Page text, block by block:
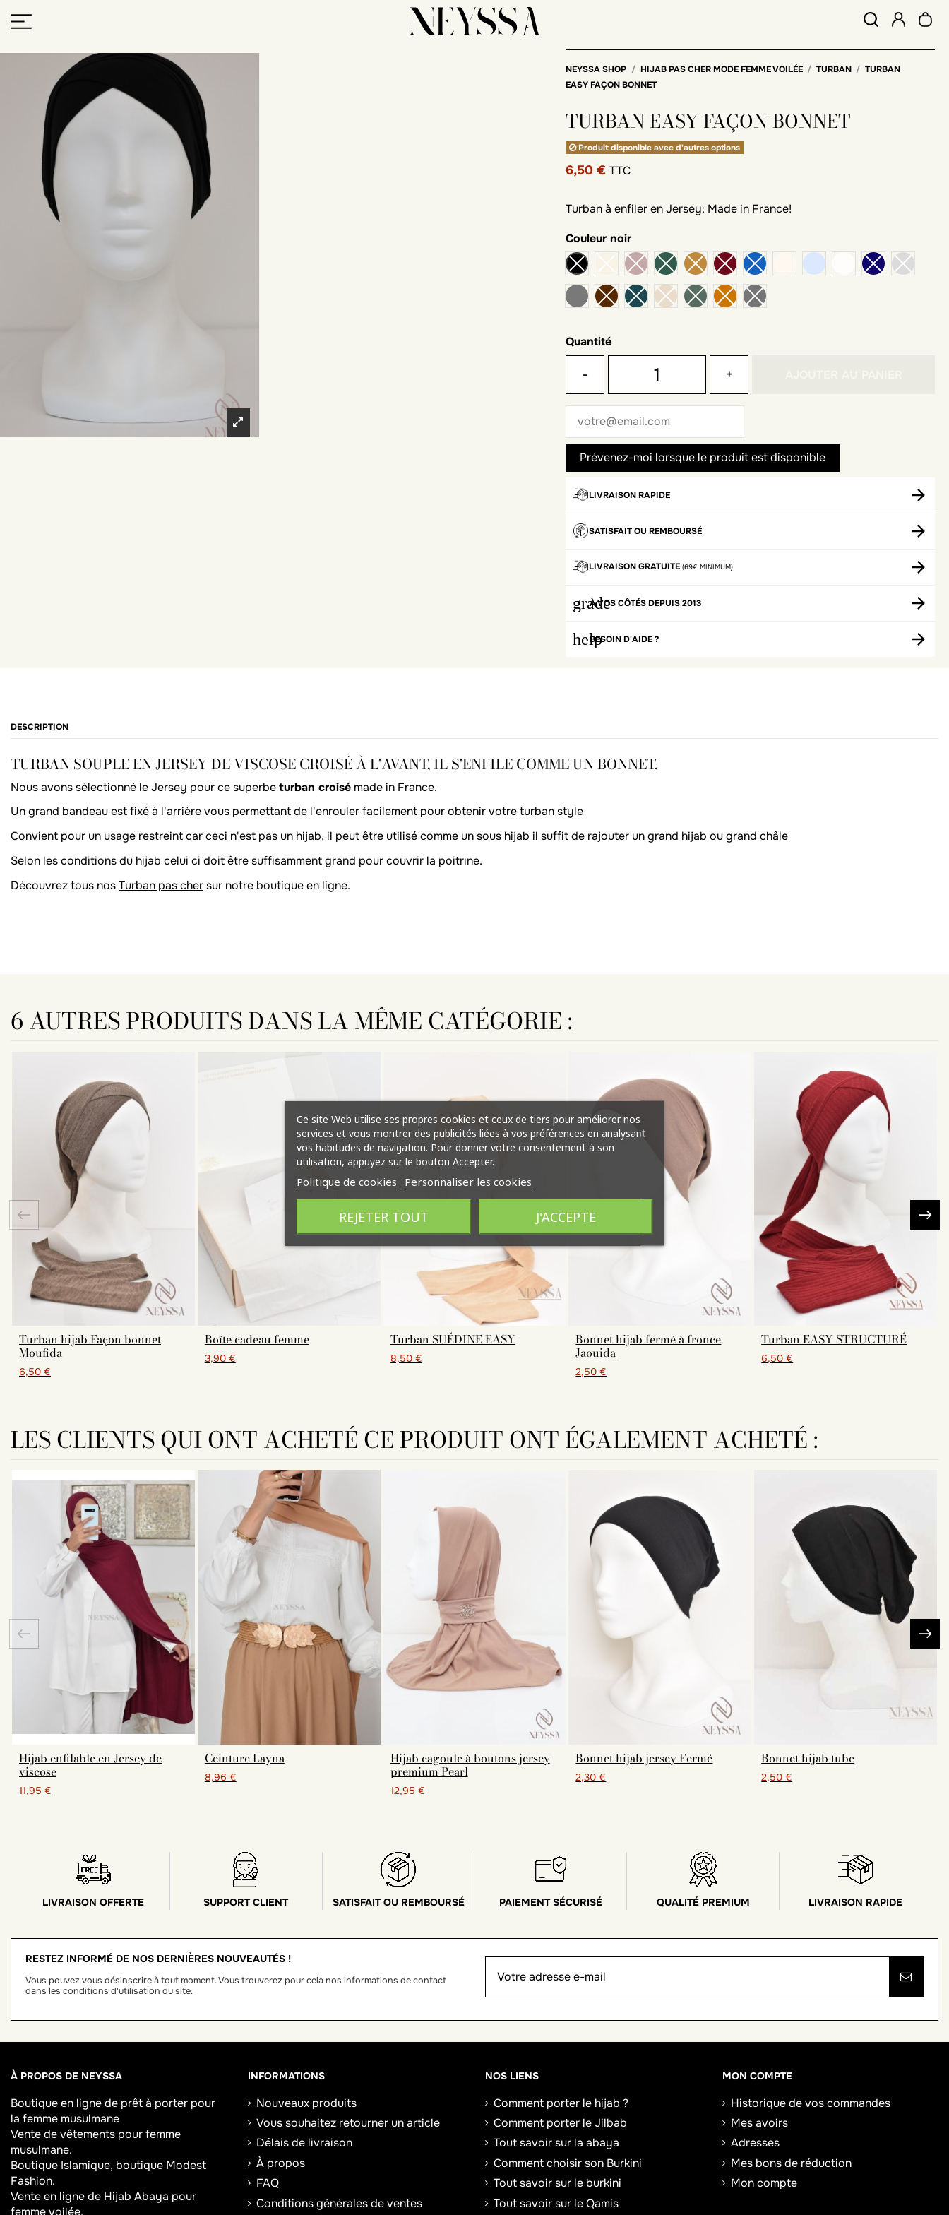
NEYSSA SHOP HIJAB PAS CHER MODE FEMME VOILÉE TURBAN
TURBAN
EASY FAÇON BONNET
TURBAN EASY FAÇON BONNET
Produit disponible avec d'autres options
6,50 €TTC
Turban à enfiler en Jersey: Made in France!
Couleurnoir
ivoire
gris chiné clair
blanc
gris foncé
Quantité
- +
LIVRAISON RAPIDE
SATISFAIT OU REMBOURSÉ
LIVRAISON GRATUITE (69€ MINIMUM)
grade
À VOS CÔTÉS DEPUIS 2013
helpBESOIN D'AIDE ?
DESCRIPTION
TURBAN SOUPLE EN JERSEY DE VISCOSE CROISÉ À L'AVANT, IL S'ENFILE COMME UN BONNET.
Nous avons sélectionné le Jersey pour ce superbeturban croisé made in France.
Un grand bandeau est fixé à l'arrière vous permettant de l'enrouler facilement pour obtenir votre turban style
Convient pour un usage restreint car ceci n'est pas un hijab, il peut être utilisé comme un sous hijab il suffit de rajouter un grand hijab ou grand châle
Selon les conditions du hijab celui ci doit être suffisamment grand pour couvrir la poitrine.
Découvrez tous nosTurban pas chersur notre boutique en ligne.
6 AUTRES PRODUITS DANS LA MÊME CATÉGORIE :
Turban hijab Façon bonnet
Moufida
6,50 €
Boîte cadeau femme
3,90 €
Turban SUÉDINE EASY
8,50 €
Bonnet hijab fermé à fronce
Jaouida
2,50 €
Turban EASY STRUCTURÉ
6,50 €
LES CLIENTS QUI ONT ACHETÉ CE PRODUIT ONT ÉGALEMENT ACHETÉ :
Hijab enfilable en Jersey de
viscose
11,95 €
Ceinture Layna
8,96 €
Hijab cagoule à boutons jersey
premium Pearl
12,95 €
Bonnet hijab jersey Fermé
2,30 €
Bonnet hijab tube
2,50 €
LIVRAISON OFFERTE SUPPORT CLIENT SATISFAIT OU REMBOURSÉ PAIEMENT SÉCURISÉ QUALITÉ PREMIUM LIVRAISON RAPIDE
RESTEZ INFORMÉ DE NOS DERNIÈRES NOUVEAUTÉS !
Vous pouvez vous désinscrire à tout moment. Vous trouverez pour cela nos informations de contact
dans les conditions d'utilisation du site.
À PROPOS DE NEYSSA
Boutique en ligne de prêt à porter pour
la femme musulmane
Vente de vêtements pour femme
musulmane.
Boutique Islamique, boutique Modest
Fashion.
Vente en ligne de Hijab Abaya pour
femme voilée.
INFORMATIONS
Nouveaux produits
Vous souhaitez retourner un article
Délais de livraison
À propos
FAQ
Conditions générales de ventes
NOS LIENS
Comment porter le hijab ?
Comment porter le Jilbab
Tout savoir sur la abaya
Comment choisir son Burkini
Tout savoir sur le burkini
Tout savoir sur le Qamis
MON COMPTE
Historique de vos commandes
Mes avoirs
Adresses
Mes bons de réduction
Mon compte
Ce site Web utilise ses propres cookies et ceux de tiers pour améliorer nos
services et vous montrer des publicités liées à vos préférences en analysant
vos habitudes de navigation. Pour donner votre consentement à son
utilisation, appuyez sur le bouton Accepter.
Politique de cookies Personnaliser les cookies
REJETER TOUT J'ACCEPTE